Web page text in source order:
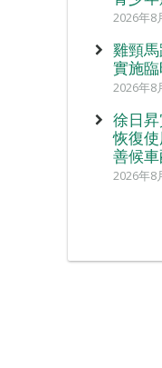
2026年8
雞頸
實施
2026年8
徐日
恢復
善候
2026年8